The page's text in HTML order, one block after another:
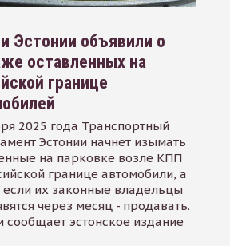
Эстонии объявили о
оставленных на
границе
2025 года Транспортный
Эстонии начнет изымать
на парковке возле КПП
границе автомобили, а
если их законные владельцы
через месяц - продавать.
сообщает эстонское издание